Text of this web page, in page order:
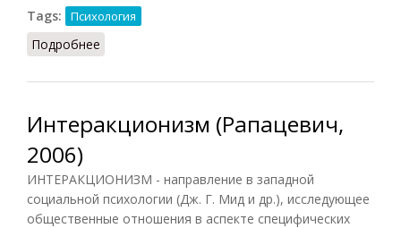
Tags:
Психология
Подробнее
Интеракционизм (Рапацевич,
2006)
ИНТЕРАКЦИОНИЗМ - направление в западной
социальной психологии (Дж. Г. Мид и др.), исследующее
общественные отношения в аспекте специфических